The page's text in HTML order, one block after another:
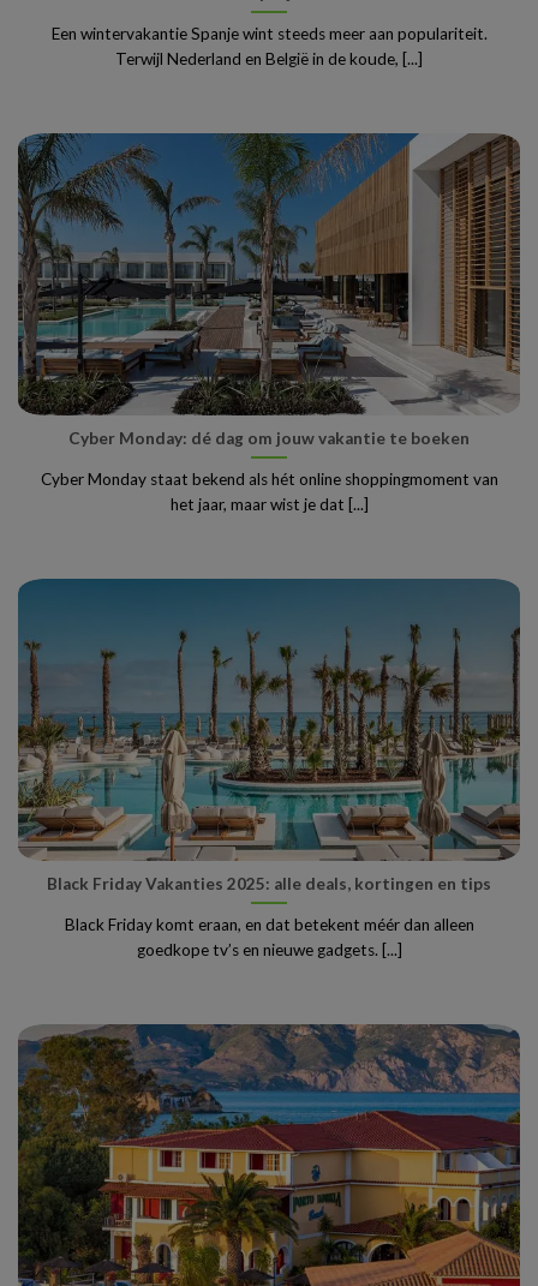
Een wintervakantie Spanje wint steeds meer aan populariteit.
Terwijl Nederland en België in de koude, [...]
Cyber Monday: dé dag om jouw vakantie te boeken
Cyber Monday staat bekend als hét online shoppingmoment van
het jaar, maar wist je dat [...]
Black Friday Vakanties 2025: alle deals, kortingen en tips
Black Friday komt eraan, en dat betekent méér dan alleen
goedkope tv’s en nieuwe gadgets. [...]